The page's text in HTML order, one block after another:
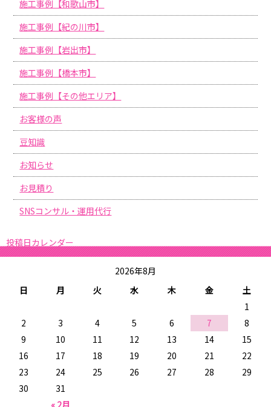
施工事例【和歌山市】
施工事例【紀の川市】
施工事例【岩出市】
施工事例【橋本市】
施工事例【その他エリア】
お客様の声
豆知識
お知らせ
お見積り
SNSコンサル・運用代行
投稿日カレンダー
2026年8月
日
月 火 水 木 金 土
« 2月
1
2
3 4 5 6 7
8
9
10 11 12 13 14
15
16
17 18 19 20 21
22
23
24 25 26 27 28
29
30
31